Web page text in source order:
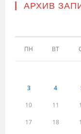
АРХИВ
ПН ВТ
3 4
10 11
17 18